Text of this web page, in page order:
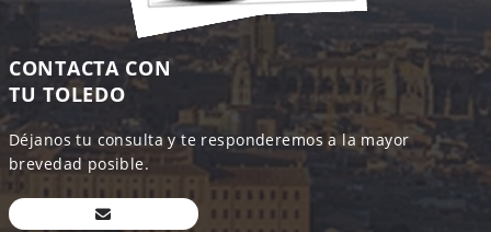
CONTACTA CON
TU TOLEDO
Déjanos tu consulta y te responderemos a la mayor
brevedad posible.